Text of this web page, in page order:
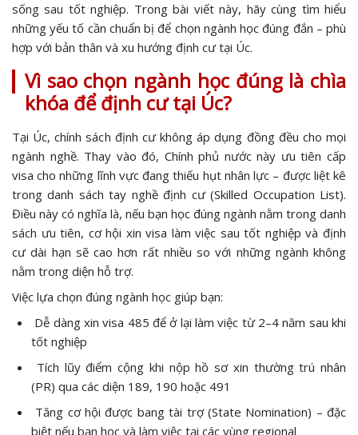
sống sau tốt nghiệp. Trong bài viết này, hãy cùng tìm hiểu
những yếu tố cần chuẩn bị để chọn ngành học đúng đắn – phù
hợp với bản thân và xu hướng định cư tại Úc.
Vì sao chọn ngành học đúng là chìa
khóa để định cư tại Úc?
Tại Úc, chính sách định cư không áp dụng đồng đều cho mọi
ngành nghề. Thay vào đó, Chính phủ nước này ưu tiên cấp
visa cho những lĩnh vực đang thiếu hụt nhân lực – được liệt kê
trong danh sách tay nghề định cư (Skilled Occupation List).
Điều này có nghĩa là, nếu bạn học đúng ngành nằm trong danh
sách ưu tiên, cơ hội xin visa làm việc sau tốt nghiệp và định
cư dài hạn sẽ cao hơn rất nhiều so với những ngành không
nằm trong diện hỗ trợ.
Việc lựa chọn đúng ngành học giúp bạn:
Dễ dàng xin visa 485 để ở lại làm việc từ 2–4 năm sau khi
tốt nghiệp
Tích lũy điểm cộng khi nộp hồ sơ xin thường trú nhân
(PR) qua các diện 189, 190 hoặc 491
Tăng cơ hội được bang tài trợ (State Nomination) – đặc
biệt nếu bạn học và làm việc tại các vùng regional